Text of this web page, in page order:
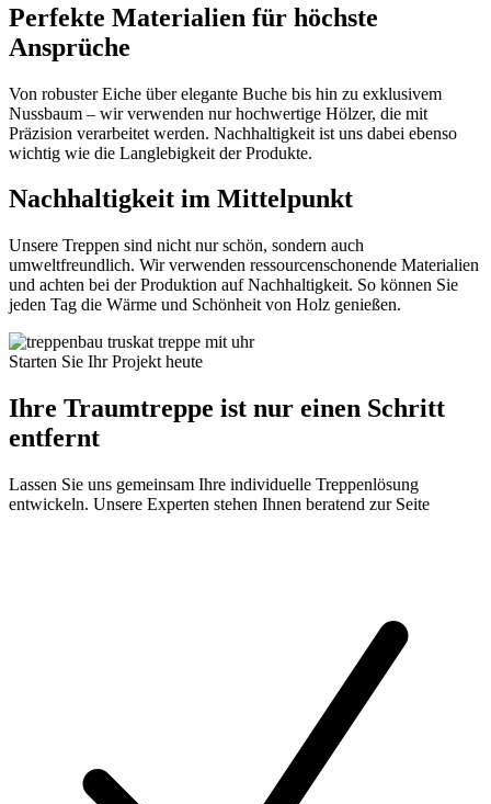
Perfekte Materialien für höchste
Ansprüche
Von robuster Eiche über elegante Buche bis hin zu exklusivem
Nussbaum – wir verwenden nur hochwertige Hölzer, die mit
Präzision verarbeitet werden. Nachhaltigkeit ist uns dabei ebenso
wichtig wie die Langlebigkeit der Produkte.
Nachhaltigkeit im Mittelpunkt
Unsere Treppen sind nicht nur schön, sondern auch
umweltfreundlich. Wir verwenden ressourcenschonende Materialien
und achten bei der Produktion auf Nachhaltigkeit. So können Sie
jeden Tag die Wärme und Schönheit von Holz genießen.
Starten Sie Ihr Projekt heute
Ihre Traumtreppe ist nur einen Schritt
entfernt
Lassen Sie uns gemeinsam Ihre individuelle Treppenlösung
entwickeln. Unsere Experten stehen Ihnen beratend zur Seite